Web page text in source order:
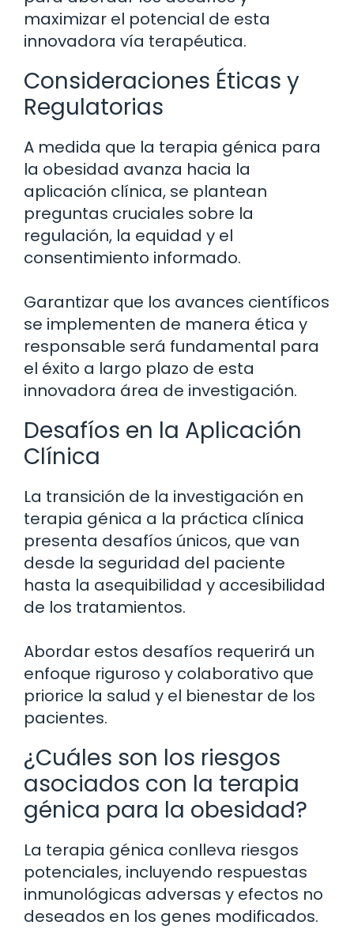
maximizar el potencial de esta
innovadora vía terapéutica.
Consideraciones Éticas y
Regulatorias
A medida que la terapia génica para
la obesidad avanza hacia la
aplicación clínica, se plantean
preguntas cruciales sobre la
regulación, la equidad y el
consentimiento informado.
Garantizar que los avances científicos
se implementen de manera ética y
responsable será fundamental para
el éxito a largo plazo de esta
innovadora área de investigación.
Desafíos en la Aplicación
Clínica
La transición de la investigación en
terapia génica a la práctica clínica
presenta desafíos únicos, que van
desde la seguridad del paciente
hasta la asequibilidad y accesibilidad
de los tratamientos.
Abordar estos desafíos requerirá un
enfoque riguroso y colaborativo que
priorice la salud y el bienestar de los
pacientes.
¿Cuáles son los riesgos
asociados con la terapia
génica para la obesidad?
La terapia génica conlleva riesgos
potenciales, incluyendo respuestas
inmunológicas adversas y efectos no
deseados en los genes modificados.